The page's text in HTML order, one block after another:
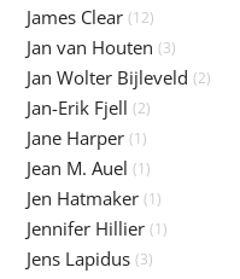
James Clear (12)
Jan van Houten (3)
Jan Wolter Bijleveld (2)
Jan-Erik Fjell (2)
Jane Harper (1)
Jean M. Auel (1)
Jen Hatmaker (1)
Jennifer Hillier (1)
Jens Lapidus (3)